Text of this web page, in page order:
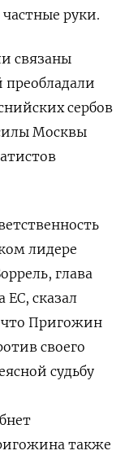
руки.
связаны
преобладали
сербов
Москвы
лидере
глава
ЕС, сказал
что Пригожин
своего
судьбу
также